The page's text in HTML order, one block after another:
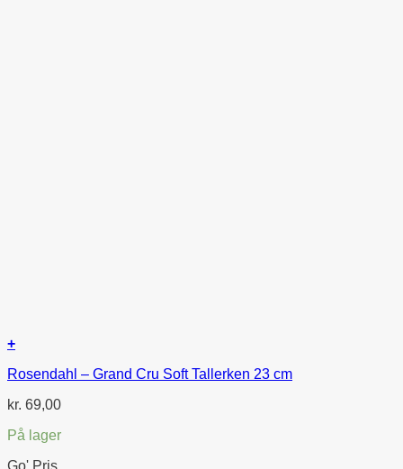
+
Rosendahl – Grand Cru Soft Tallerken 23 cm
kr. 69,00
På lager